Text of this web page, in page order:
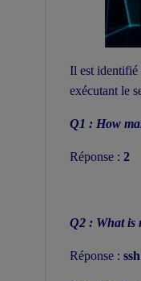
Il est identifié
exécutant le
Q1 : How
Réponse : 2
Q2 : What is
Réponse : ssh